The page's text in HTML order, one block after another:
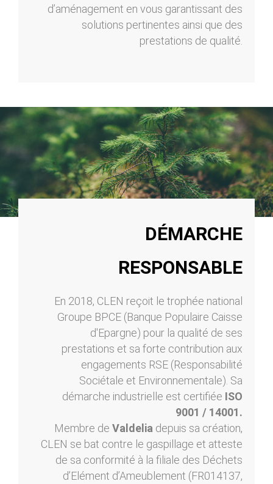
d’aménagement en vous garantissant des
solutions pertinentes ainsi que des
prestations de qualité.
DÉMARCHE
RESPONSABLE
En 2018, CLEN reçoit le trophée national
Groupe BPCE (Banque Populaire Caisse
d'Epargne) pour la qualité de ses
prestations et sa forte contribution aux
engagements RSE (Responsabilité
Sociétale et Environnementale). Sa
démarche industrielle est certifiée ISO
9001 / 14001.
Membre de Valdelia depuis sa création,
CLEN se bat contre le gaspillage et atteste
de sa conformité à la filiale des Déchets
d’Elément d’Ameublement (FR014137,